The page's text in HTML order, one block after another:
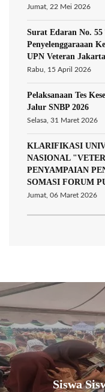
Jumat, 22 Mei 2026
Surat Edaran No. 55
Penyelenggaraaan
UPN Veteran Jakarta
Rabu, 15 April 2026
Pelaksanaan Tes
Jalur SNBP 2026
Selasa, 31 Maret 2026
KLARIFIKASI
NASIONAL
PENYAMPAIAN
SOMASI FORUM
Jumat, 06 Maret 2026
Siswa